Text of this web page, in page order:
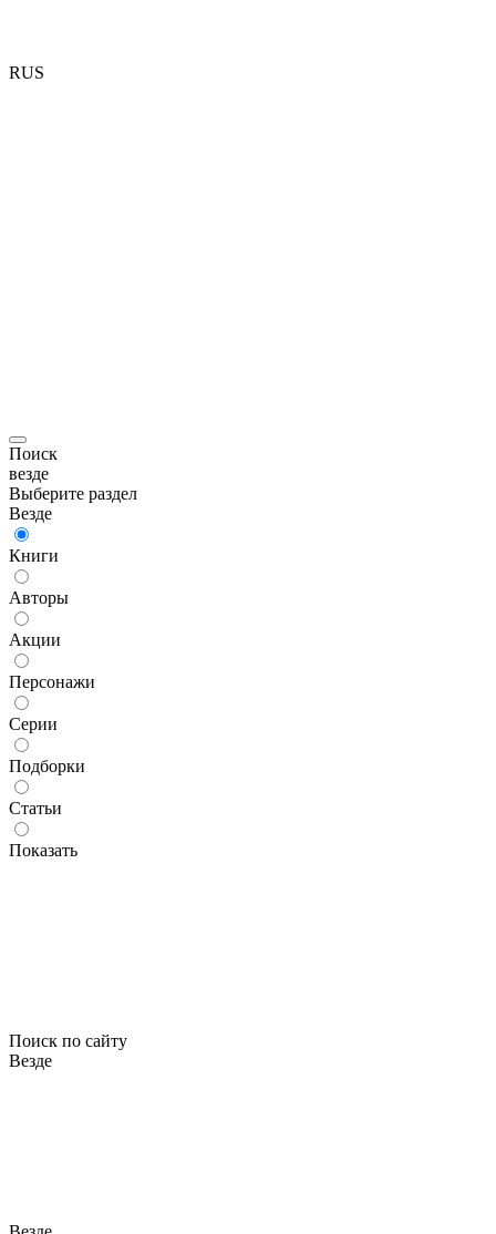
RUS
Поиск
везде
Выберите раздел
Везде
Книги
Авторы
Акции
Персонажи
Серии
Подборки
Статьи
Показать
Поиск по сайту
Везде